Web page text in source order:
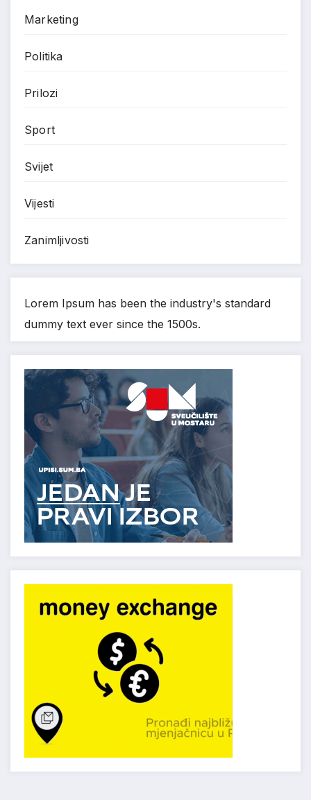
Marketing
Politika
Prilozi
Sport
Svijet
Vijesti
Zanimljivosti
Lorem Ipsum has been the industry's standard
dummy text ever since the 1500s.